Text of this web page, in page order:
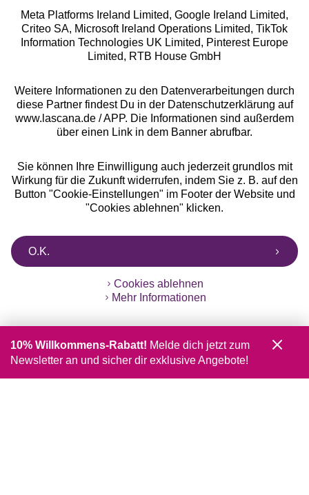
Alle Preise inkl. MwSt., zzgl.
Versandkosten
** Bonität vorausgesetzt, berechtigt zur Bonitätsprüfung
Meta Platforms Ireland Limited, Google Ireland Limited,
Criteo SA, Microsoft Ireland Operations Limited, TikTok
Information Technologies UK Limited, Pinterest Europe
Limited, RTB House GmbH
Weitere Informationen zu den Datenverarbeitungen durch
diese Partner findest Du in der Datenschutzerklärung auf
www.lascana.de / APP. Die Informationen sind außerdem
über einen Link in dem Banner abrufbar.
Sie können Ihre Einwilligung auch jederzeit grundlos mit
Wirkung für die Zukunft widerrufen, indem Sie z. B. auf den
Button "Cookie-Einstellungen" im Footer der Website und
"Cookies ablehnen" klicken.
O.K.
Cookies ablehnen
Mehr Informationen
10% Willkommens-Rabatt! Melde dich jetzt zum
Newsletter an und sicher dir exklusive Angebote!